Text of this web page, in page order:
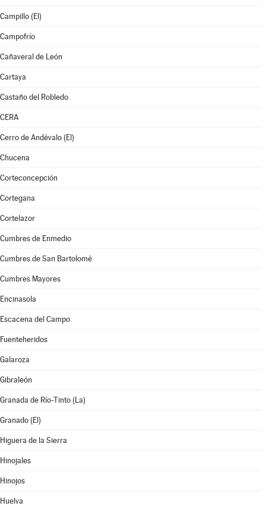
Campillo (El)
Campofrío
Cañaveral de León
Cartaya
Castaño del Robledo
CERA
Cerro de Andévalo (El)
Chucena
Corteconcepción
Cortegana
Cortelazor
Cumbres de Enmedio
Cumbres de San Bartolomé
Cumbres Mayores
Encinasola
Escacena del Campo
Fuenteheridos
Galaroza
Gibraleón
Granada de Río-Tinto (La)
Granado (El)
Higuera de la Sierra
Hinojales
Hinojos
Huelva